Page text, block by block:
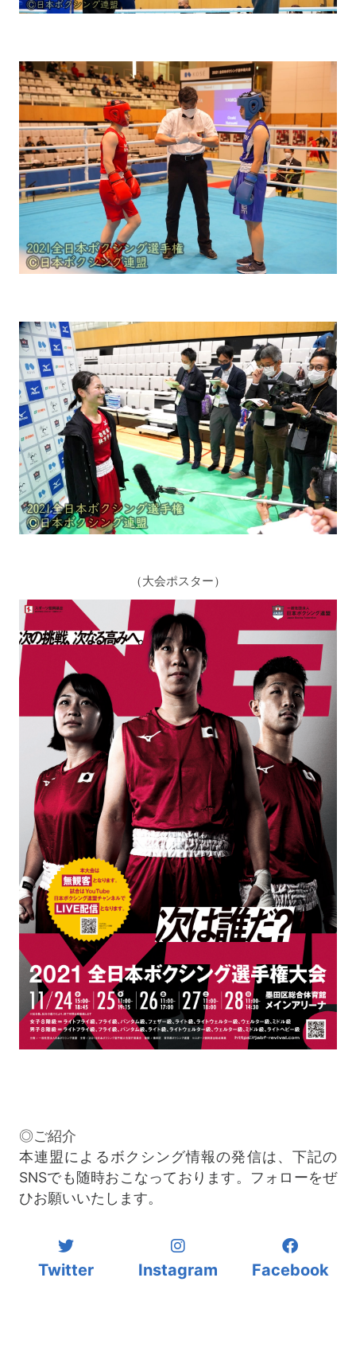
（大会ポスター）
◎ご紹介
本連盟によるボクシング情報の発信は、下記の
SNSでも随時おこなっております。フォローをぜ
ひお願いいたします。
Twitter Instagram Facebook